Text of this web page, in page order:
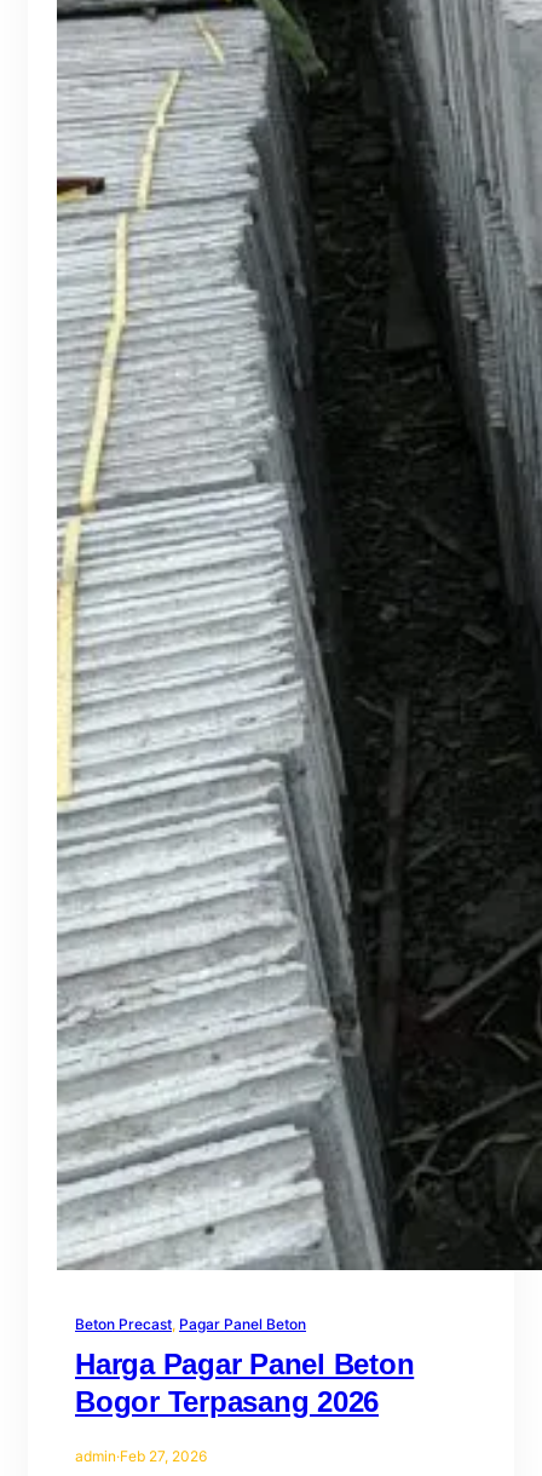
Beton Precast, Pagar Panel Beton
Harga Pagar Panel Beton
Bogor Terpasang 2026
admin·Feb 27, 2026